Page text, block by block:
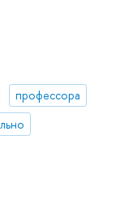
профессора